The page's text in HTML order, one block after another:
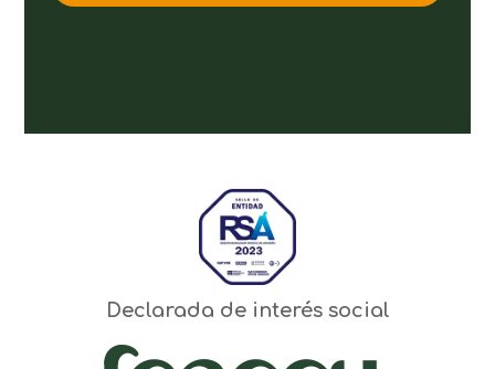
Declarada de interés social